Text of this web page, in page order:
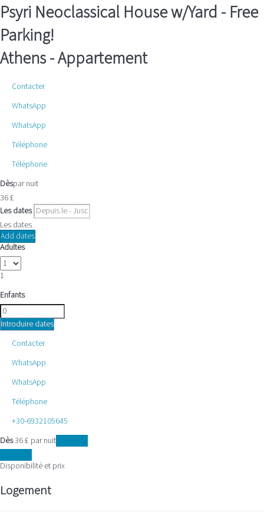
Psyri Neoclassical House w/Yard - Free
Parking!
Athens -Appartement
Contacter
WhatsApp
WhatsApp
Téléphone
Téléphone
Dèspar nuit
36£
Les dates
Les dates
Add dates
Adultes
1
Enfants
Introduire dates
Contacter
WhatsApp
WhatsApp
Téléphone
+30-6932105645
Dès36£ par nuit
Disponibilité et prix
Logement